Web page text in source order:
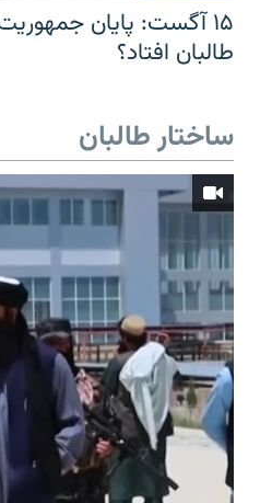
۱۵ آگست: پایان
طالبان افتاد؟
ساختار طالبان